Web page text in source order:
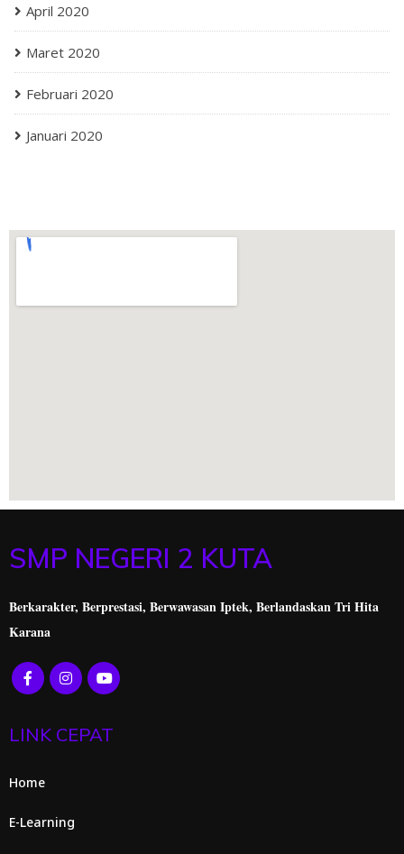
April 2020
Maret 2020
Februari 2020
Januari 2020
SMP NEGERI 2 KUTA
Berkarakter, Berprestasi, Berwawasan Iptek, Berlandaskan Tri Hita
Karana
LINK CEPAT
Home
E-Learning